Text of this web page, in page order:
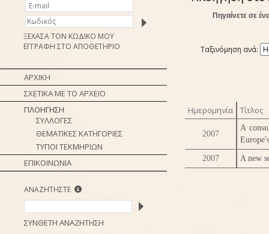
ΞΕΧΑΣΑ ΤΟΝ ΚΩΔΙΚΟ ΜΟΥ
ΕΓΓΡΑΦΗ ΣΤΟ ΑΠΟΘΕΤΗΡΙΟ
ΑΡΧΙΚΗ
ΣΧΕΤΙΚΑ ΜΕ ΤΟ ΑΡΧΕΙΟ
ΠΛΟΗΓΗΣΗ
ΣΥΛΛΟΓΕΣ
ΘΕΜΑΤΙΚΕΣ ΚΑΤΗΓΟΡΙΕΣ
ΤΥΠΟΙ ΤΕΚΜΗΡΙΩΝ
ΕΠΙΚΟΙΝΩΝΙΑ
ΑΝΑΖΗΤΗΣΤΕ
ΣΥΝΘΕΤΗ ΑΝΑΖΗΤΗΣΗ
Πηγαίνετε σε
Ταξινόμηση ανά:
Ημερομηνία Τίτλος
2007
A
2007 A new